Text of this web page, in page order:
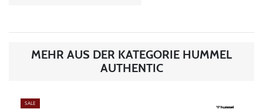
MEHR AUS DER KATEGORIE HUMMEL
AUTHENTIC
SALE